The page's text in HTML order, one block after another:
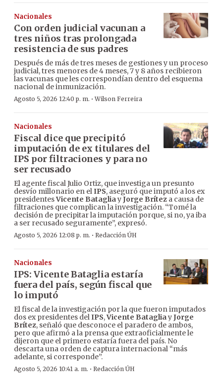
Nacionales
Con orden judicial vacunan a
tres niños tras prolongada
resistencia de sus padres
Después de más de tres meses de gestiones y un proceso
judicial, tres menores de 4 meses, 7 y 8 años recibieron
las vacunas que les correspondían dentro del esquema
nacional de inmunización.
Agosto 5, 2026 12:40 p. m. ·Wilson Ferreira
Nacionales
Fiscal dice que precipitó
imputación de ex titulares del
IPS por filtraciones y para no
ser recusado
El agente fiscal Julio Ortiz, que investiga un presunto
desvío millonario en elIPS, aseguró que imputó a los ex
presidentesVicente BatagliayJorge Brítez a causa de
filtraciones que complican la investigación. “Tomé la
decisión de precipitar la imputación porque, si no, ya iba
a ser recusado seguramente”, expresó.
Agosto 5, 2026 12:08 p. m. · Redacción ÚH
Nacionales
IPS: Vicente Bataglia estaría
fuera del país, según fiscal que
lo imputó
El fiscal de la investigación por la que fueron imputados
dos ex presidentes delIPS,Vicente BatagliayJorge
Brítez, señaló que desconoce el paradero de ambos,
pero que afirmó a la prensa que extraoficialmente le
dijeron que el primero estaría fuera del país. No
descarta una orden de captura internacional “más
adelante, si corresponde”.
Agosto 5, 2026 10:41 a. m. · Redacción ÚH